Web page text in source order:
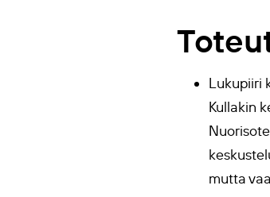
Lukupiiri
Kullakin
mutta